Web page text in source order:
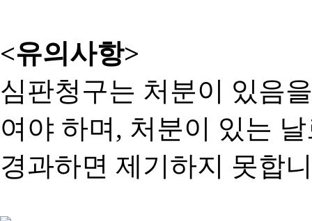
<유의사항>
심판청구는 처분이 있음
여야 하며, 처분이 있는
경과하면 제기하지 못합